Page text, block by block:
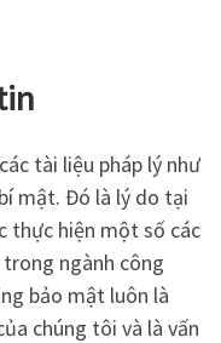
tài liệu pháp lý như
mật. Đó là lý do tại
thực hiện một số các
ngành công
bảo mật luôn là
chúng tôi và là vấn